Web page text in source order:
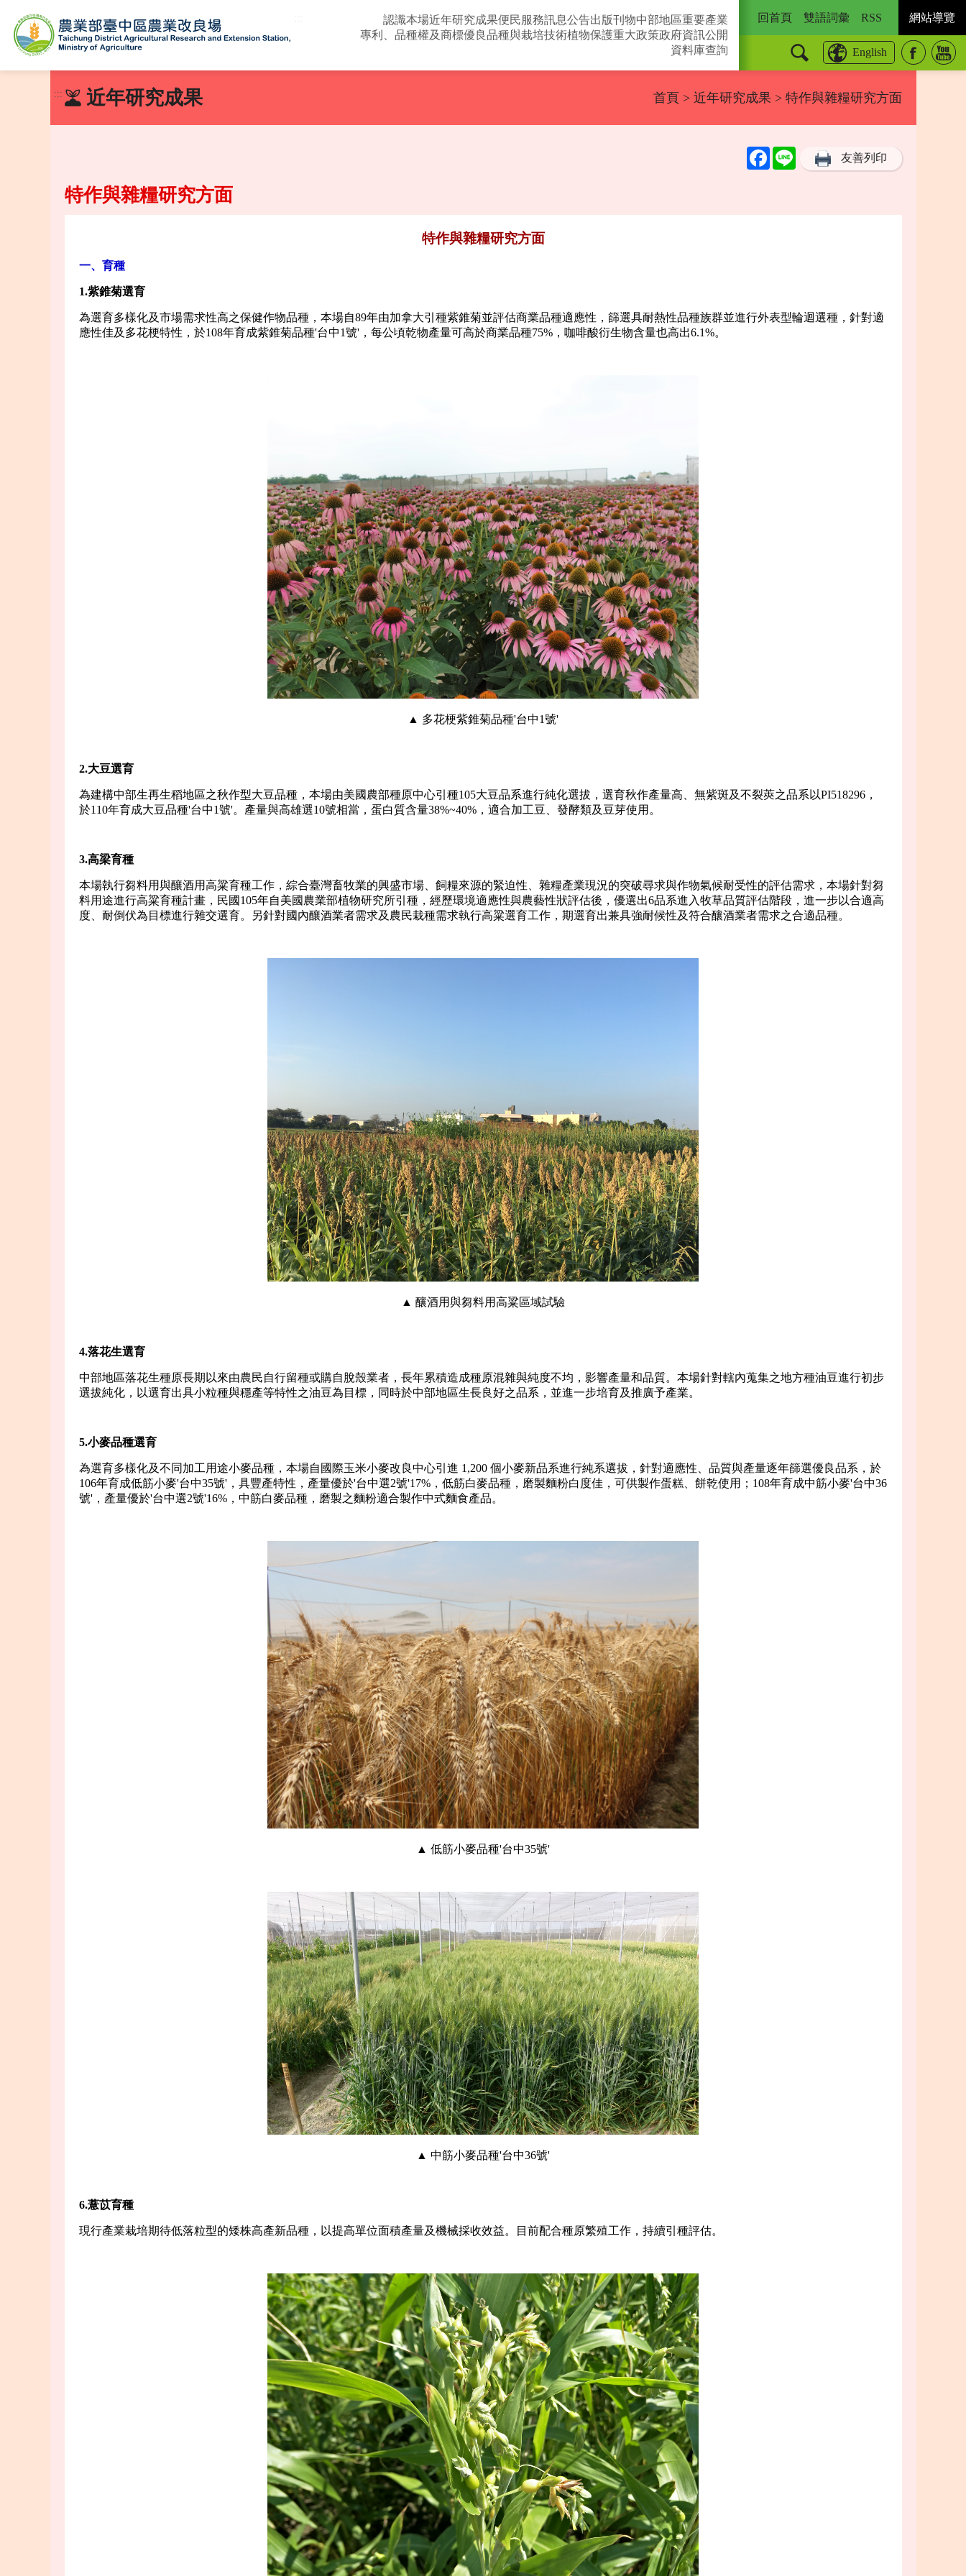
認識本場近年研究成果便民服務訊息公告出版刊物中部地區重要產業
專利、品種權及商標優良品種與栽培技術植物保護重大政策政府資訊公開
資料庫查詢
回首頁 雙語詞彙 RSS 網站導覽
English
::: 近年研究成果 首頁 > 近年研究成果 > 特作與雜糧研究方面
Facebook
Line 友善列印
特作與雜糧研究方面
特作與雜糧研究方面
一、育種
1.紫錐菊選育
為選育多樣化及市場需求性高之保健作物品種，本場自89年由加拿大引種紫錐菊並評估商業品種適應性，篩選具耐熱性品種族群並進行外表型輪迴選種，針對適
應性佳及多花梗特性，於108年育成紫錐菊品種'台中1號'，每公頃乾物產量可高於商業品種75%，咖啡酸衍生物含量也高出6.1%。
▲ 多花梗紫錐菊品種'台中1號'
2.大豆選育
為建構中部生再生稻地區之秋作型大豆品種，本場由美國農部種原中心引種105大豆品系進行純化選拔，選育秋作產量高、無紫斑及不裂莢之品系以PI518296，
於110年育成大豆品種'台中1號'。產量與高雄選10號相當，蛋白質含量38%~40%，適合加工豆、發酵類及豆芽使用。
3.高梁育種
本場執行芻料用與釀酒用高粱育種工作，綜合臺灣畜牧業的興盛市場、飼糧來源的緊迫性、雜糧產業現況的突破尋求與作物氣候耐受性的評估需求，本場針對芻
料用途進行高粱育種計畫，民國105年自美國農業部植物研究所引種，經歷環境適應性與農藝性狀評估後，優選出6品系進入牧草品質評估階段，進一步以合適高
度、耐倒伏為目標進行雜交選育。另針對國內釀酒業者需求及農民栽種需求執行高粱選育工作，期選育出兼具強耐候性及符合釀酒業者需求之合適品種。
▲ 釀酒用與芻料用高粱區域試驗
4.落花生選育
中部地區落花生種原長期以來由農民自行留種或購自脫殼業者，長年累積造成種原混雜與純度不均，影響產量和品質。本場針對轄內蒐集之地方種油豆進行初步
選拔純化，以選育出具小粒種與穩產等特性之油豆為目標，同時於中部地區生長良好之品系，並進一步培育及推廣予產業。
5.小麥品種選育
為選育多樣化及不同加工用途小麥品種，本場自國際玉米小麥改良中心引進 1,200 個小麥新品系進行純系選拔，針對適應性、品質與產量逐年篩選優良品系，於
106年育成低筋小麥'台中35號'，具豐產特性，產量優於'台中選2號'17%，低筋白麥品種，磨製麵粉白度佳，可供製作蛋糕、餅乾使用；108年育成中筋小麥'台中36
號'，產量優於'台中選2號'16%，中筋白麥品種，磨製之麵粉適合製作中式麵食產品。
▲ 低筋小麥品種'台中35號'
▲ 中筋小麥品種'台中36號'
6.薏苡育種
現行產業栽培期待低落粒型的矮株高產新品種，以提高單位面積產量及機械採收效益。目前配合種原繁殖工作，持續引種評估。